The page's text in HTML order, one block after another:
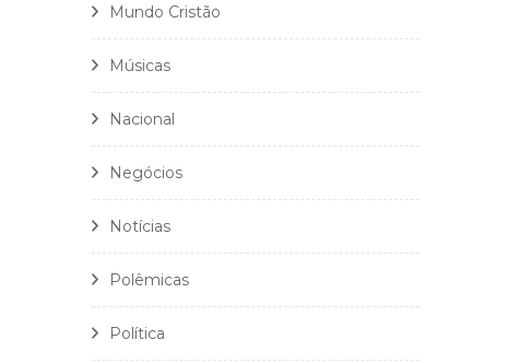
Mundo Cristão
Músicas
Nacional
Negócios
Notícias
Polêmicas
Política